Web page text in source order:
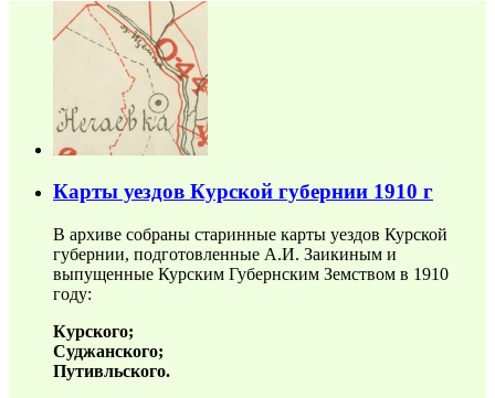
Карты уездов Курской губернии 1910 г
В архиве собраны старинные карты уездов Курской
губернии, подготовленные А.И. Заикиным и
выпущенные Курским Губернским Земством в 1910
году:
Курского;
Суджанского;
Путивльского.